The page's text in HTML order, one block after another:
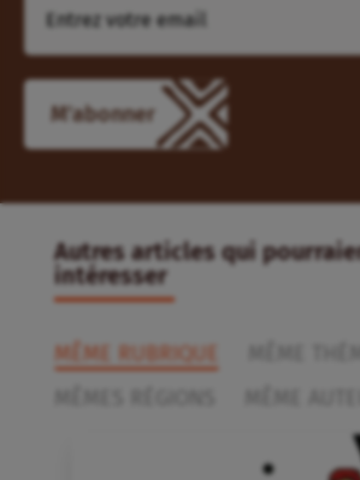
Autres articles qui
intéresser
MÊME RUBRIQUE